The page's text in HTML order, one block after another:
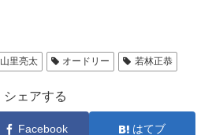
山里亮太 オードリー 若林正恭
シェアする
Facebook はてブ